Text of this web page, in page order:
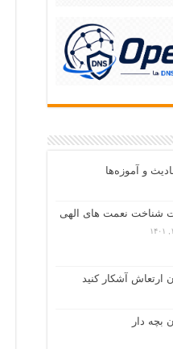
و آموزه‌ها
شناخت نعمت های الهی
ارتعاش آشکار کنید
بچه دار